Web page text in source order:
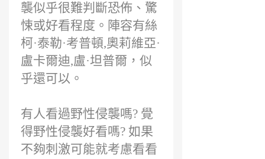
襲似乎很難判斷恐佈、驚
悚或好看程度。陣容有絲
柯·泰勒·考普頓,奧莉維亞·
盧卡爾迪,盧·坦普爾，似
乎還可以。
有人看過野性侵襲嗎? 覺
得野性侵襲好看嗎? 如果
不夠刺激可能就考慮看看